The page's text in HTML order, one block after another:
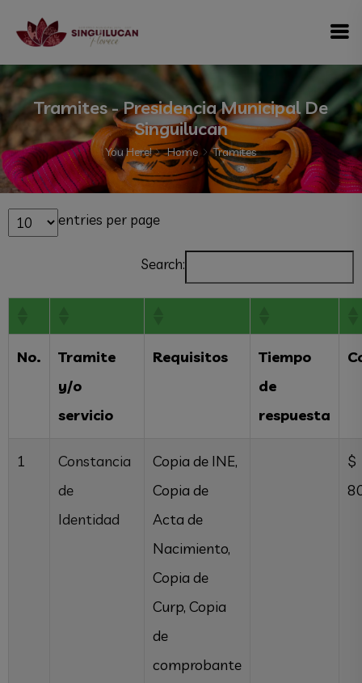
Tramites - Presidencia Municipal De
Singuilucan
You Here! Home Tramites
entries per page
Search:
No.
Tramite
y/o
servicio
Requisitos
Tiempo
de
respuesta
1
Constancia
de
Identidad
Copia de INE,
Copia de
Acta de
Nacimiento,
Copia de
Curp, Copia
de
comprobante
$